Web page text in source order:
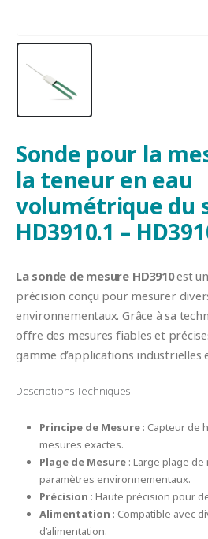
Sonde pour la
la teneur en eau
volumétrique du
HD3910.1 –
La sonde de mesure HD3910est
précision conçu pour mesurer
environnementaux. Grâce à sa
offre des mesures fiables et
gamme d’applications industrielles
Descriptions Techniques
Principe de Mesure: Capteur de
mesures exactes.
Plage de Mesure: Large plage
paramètres environnementaux.
Précision : Haute précision pour
Alimentation : Compatible avec
d’alimentation.